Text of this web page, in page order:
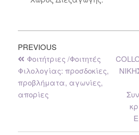
PREVIOUS
Φοιτήτριες /Φοιτητές
Φιλολογίας: προσδοκίες,
προβλήματα, αγωνίες,
απορίες